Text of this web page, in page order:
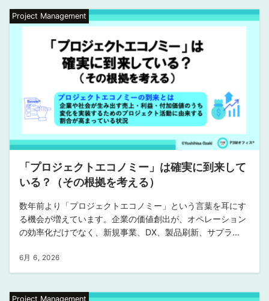
Project Management
「プロジェクトエコノミー」は確実に到来して
いる？（その根拠を考える）
数年前より「プロジェクトエコノミー」という言葉を耳にす
る機会が増えています。企業の価値創出が、オペレーション
の効率化だけでなく、新規事業、DX、製品刷新、サプラ...
6月 6, 2026
Project Management